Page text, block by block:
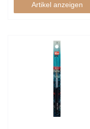
Artikel anzeigen